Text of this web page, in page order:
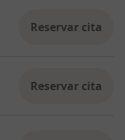
Reservar cita
Reservar cita